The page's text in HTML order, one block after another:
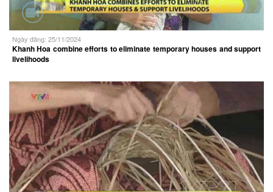
Ngày đăng: 25/11/2024
Khanh Hoa combine efforts to eliminate temporary houses and support
livelihoods